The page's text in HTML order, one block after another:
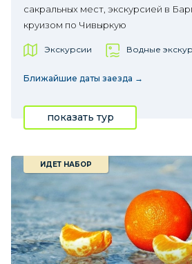
сакральных мест, экскурсией в
круизом по Чивыркую
Экскурсии Водные
Ближайшие даты заезда →
показать тур
ИДЕТ НАБОР